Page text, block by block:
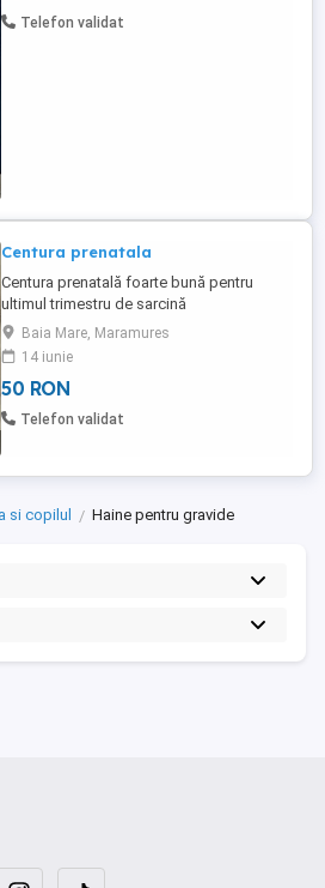
scurt la spate, model cusut pe dos.
Telefon validat
Centura prenatala
Centura prenatală foarte bună pentru
ultimul trimestru de sarcină
Baia Mare, Maramures
14 iunie
50 RON
Telefon validat
si copilul Haine pentru gravide